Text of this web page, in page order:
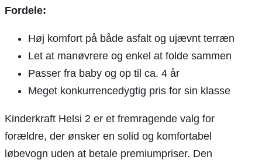
Fordele:
Høj komfort på både asfalt og ujævnt terræn
Let at manøvrere og enkel at folde sammen
Passer fra baby og op til ca. 4 år
Meget konkurrencedygtig pris for sin klasse
Kinderkraft Helsi 2 er et fremragende valg for
forældre, der ønsker en solid og komfortabel
løbevogn uden at betale premiumpriser. Den